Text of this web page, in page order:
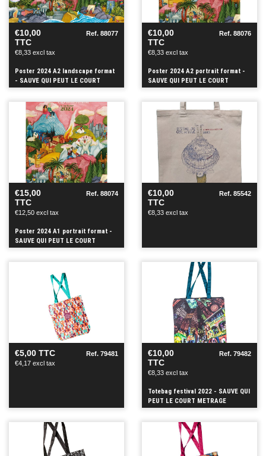
+
€10,00
TTC
€8,33 excl tax
Ref. 88077
Poster 2024 A2 landscape format
- SAUVE QUI PEUT LE COURT
+
€10,00
TTC
€8,33 excl tax
Ref. 88076
Poster 2024 A2 portrait format -
SAUVE QUI PEUT LE COURT
SEE
+
€15,00
TTC
€12,50 excl tax
Ref. 88074
Poster 2024 A1 portrait format -
SAUVE QUI PEUT LE COURT
SEE
+
€10,00
TTC
€8,33 excl tax
Ref. 85542
SEE
+
€5,00 TTC
€4,17 excl tax
Ref. 79481
SEE
+
€10,00
TTC
€8,33 excl tax
Ref. 79482
Totebag festival 2022 - SAUVE QUI
PEUT LE COURT METRAGE